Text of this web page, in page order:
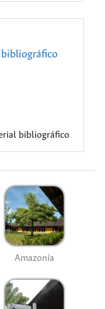
bibliográfico
Amazonía